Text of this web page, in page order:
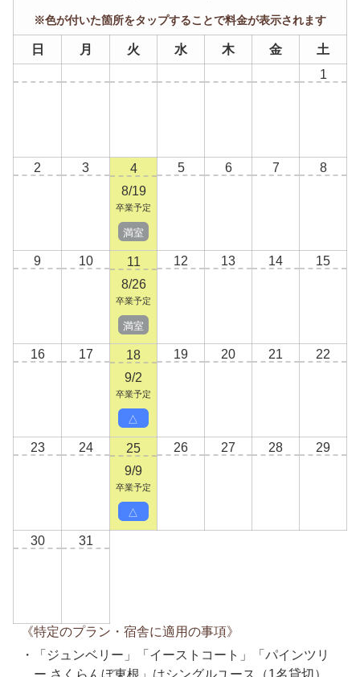
※色が付いた箇所をタップすることで料金が表示されます
日 月 火 水 木 金
土
1
2 3
4
8/19
卒業予定
満室
5 6 7 8
9 10
11
8/26
卒業予定
満室
12 13 14 15
16 17
18
9/2
卒業予定
△
19 20 21 22
23 24
25
9/9
卒業予定
△
26 27 28 29
30 31
《特定のプラン・宿舎に適用の事項》
「ジュンベリー」「イーストコート」「パインツリ
ー さくらんぼ東根」はシングルユース（1名貸切）